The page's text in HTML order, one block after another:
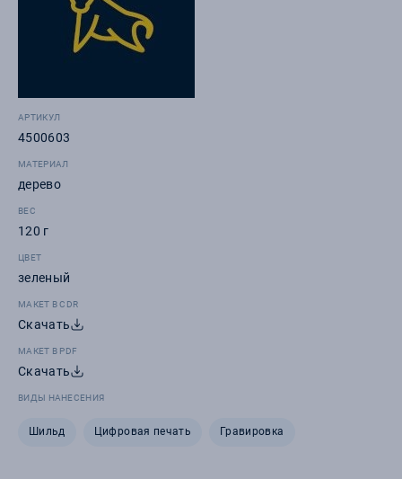
АРТИКУЛ
4500603
МАТЕРИАЛ
дерево
ВЕС
120 г
ЦВЕТ
зеленый
МАКЕТ В CDR
Скачать
МАКЕТ В PDF
Скачать
ВИДЫ НАНЕСЕНИЯ
Шильд Цифровая печать Гравировка